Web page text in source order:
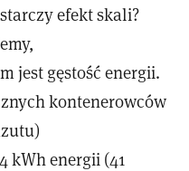
efekt skali?
jest gęstość energii.
kontenerowców
kWh energii (41